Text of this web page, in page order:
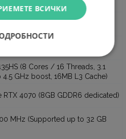
(8 Cores / 16 Threads, 3.1
GHz boost, 16MB L3 Cache)
RTX 4070 (8GB GDDR6 dedicated)
MHz (Supported up to 32 GB
ВСИЧКИ